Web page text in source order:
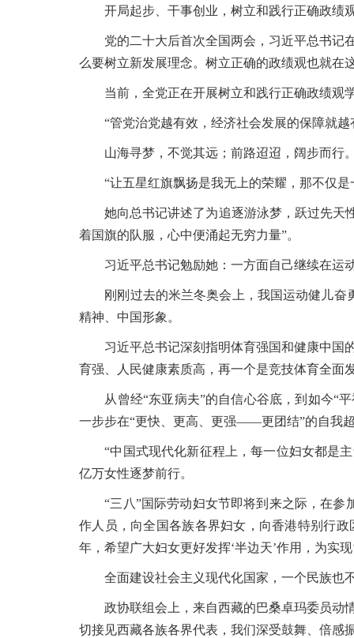
开局起步、干事创业，树立和践行正确政绩观
党的二十大后首次全国两会，习近平总书记在
么要树立新发展理念。树立正确的政绩观也就在
当前，全党正在开展树立和践行正确政绩观
“管党治党越有效，经济社会发展的保障就越
山海寻梦，不觉其远；前路迢迢，阔步而行。
“让五星红旗飘扬是我无上的荣耀，那不仅是
她向总书记讲述了为追逐游泳梦，跃过先天性
着国旗的队服，心中便涌起无穷力量”。
习近平总书记勉励她：一方面自己继续在运
刚刚过去的米兰冬奥会上，我国运动健儿奋
精神、中国形象。
习近平总书记深刻指明体育强国和健康中国的
育强、人民健康素质高，再一个是竞技体育全面
从曾经“东亚病夫”的自信心谷底，到如今“平
一步步在“更快、更高、更强——更团结”的自我
“中国式现代化新征程上，每一位妇女都是主
亿万女性逐梦前行。
“三八”国际劳动妇女节即将到来之际，在参
作人员，向全国各族各界妇女，向香港特别行
年，希望广大妇女更好发挥‘半边天’作用，为实
全面建设社会主义现代化国家，一个民族也
政协联组会上，来自西藏的巴桑卓玛委员动情
切接见西藏各族各界代表，我们深受鼓舞、倍感